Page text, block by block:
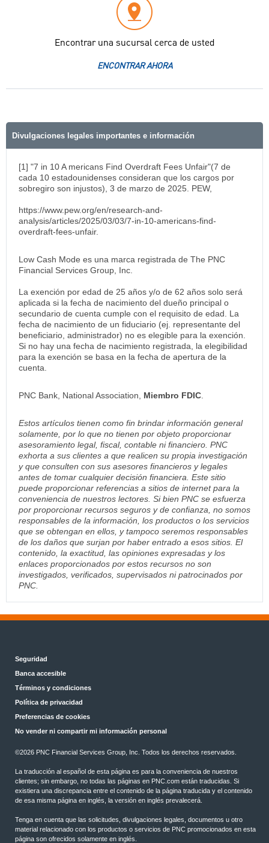
Encontrar una sucursal cerca de usted
ENCONTRAR AHORA
Divulgaciones legales importantes e información
[1] "7 in 10 A mericans Find Overdraft Fees Unfair"(7 de
cada 10 estadounidenses consideran que los cargos por
sobregiro son injustos), 3 de marzo de 2025. PEW,
https://www.pew.org/en/research-and-
analysis/articles/2025/03/03/7-in-10-americans-find-
overdraft-fees-unfair.
Low Cash Mode es una marca registrada de The PNC
Financial Services Group, Inc.
La exención por edad de 25 años y/o de 62 años solo será
aplicada si la fecha de nacimiento del dueño principal o
secundario de cuenta cumple con el requisito de edad. La
fecha de nacimiento de un fiduciario (ej. representante del
beneficiario, administrador) no es elegible para la exención.
Si no hay una fecha de nacimiento registrada, la elegibilidad
para la exención se basa en la fecha de apertura de la
cuenta.
PNC Bank, National Association, Miembro FDIC
Estos artículos tienen como fin brindar información general
solamente, por lo que no tienen por objeto proporcionar
asesoramiento legal, fiscal, contable ni financiero. PNC
exhorta a sus clientes a que realicen su propia investigación
y que consulten con sus asesores financieros y legales
antes de tomar cualquier decisión financiera. Este sitio
puede proporcionar referencias a sitios de internet para la
conveniencia de nuestros lectores. Si bien PNC se esfuerza
por proporcionar recursos seguros y de confianza, no somos
responsables de la información, los productos o los servicios
que se obtengan en ellos, y tampoco seremos responsables
de los daños que surjan por haber entrado a esos sitios. El
contenido, la exactitud, las opiniones expresadas y los
enlaces proporcionados por estos recursos no son
investigados, verificados, supervisados ni patrocinados por
PNC.
Seguridad
Banca accesible
Términos y condiciones
Política de privacidad
Preferencias de cookies
No vender ni compartir mi información personal
©2026 PNC Financial Services Group, Inc. Todos los derechos reservados.
La traducción al español de esta página es para la conveniencia de nuestros
clientes; sin embargo, no todas las páginas en PNC.com están traducidas. Si
existiera una discrepancia entre el contenido de la página traducida y el contenido
de esa misma página en inglés, la versión en inglés prevalecerá.
Tenga en cuenta que las solicitudes, divulgaciones legales, documentos u otro
material relacionado con los productos o servicios de PNC promocionados en esta
página son ofrecidos solamente en inglés.